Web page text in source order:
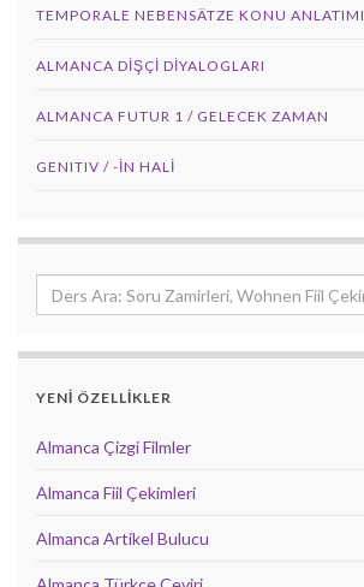
TEMPORALE NEBENSÄTZE KONU ANLATIMI
ALMANCA DIŞÇI DIYALOGLARI
ALMANCA FUTUR 1 / GELECEK ZAMAN
GENITIV / -İN HALİ
YENİ ÖZELLİKLER
Almanca Çizgi Filmler
Almanca Fiil Çekimleri
Almanca Artikel Bulucu